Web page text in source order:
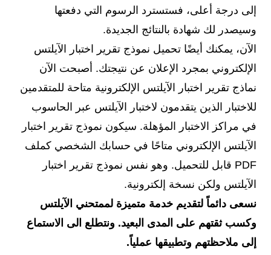
إلى درجة أعلى، فستسترد الرسوم التي دفعتها
وسيصدر لك شهادة بالنتائج الجديدة.
الآن، يمكنك أيضًا تحميل نموذج تقرير اختبار الآيلتس
الإلكتروني بمجرد الإعلان عن نتيجتك. أصبحت الآن
نماذج تقرير اختبار الآيلتس الإلكترونية متاحة للمتقدمين
للاختبار الذين يتقدمون لاختبار الآيلتس عبر الحاسوب
في مراكز الاختبار المؤهلة. سيكون نموذج تقرير اختبار
الآيلتس الإلكتروني متاحًا في حسابك الشخصي كملف
PDF قابل للتحميل. وهو نفس نموذج تقرير اختبار
الآيلتس ولكن نسخة إلكترونية.
نسعى دائماً لتقديم خدمة متميزة لممتحني الآيلتس
وكسب ثقتهم على المدى البعيد. ونتطلع الى الاستماع
إلى ملاحظتهم وتطبيقها عملياً.